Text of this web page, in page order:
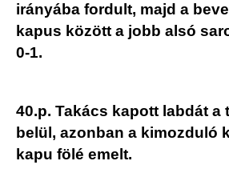
irányába fordult, majd a
kapus között a jobb alsó
0-1.
40.p. Takács kapott labdát a
belül, azonban a kimozduló
kapu fölé emelt.